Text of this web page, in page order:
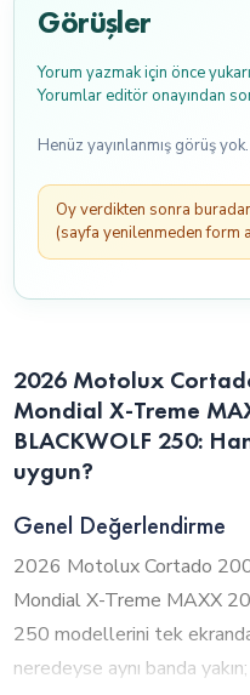
Görüşler
Yorum yazmak için önce
Yorumlar editör onayından
Henüz yayınlanmış görüş
Oy verdikten sonra
(sayfa yenilenmeden form
2026 Motolux
Mondial X-Treme
BLACKWOLF 250:
uygun?
Genel Değerlendirme
2026 Motolux Cortado
Mondial X-Treme MAXX
250 modellerini tek
neredeyse aynı banda